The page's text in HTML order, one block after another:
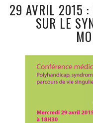
29 AVRIL 2015 :
SUR LE